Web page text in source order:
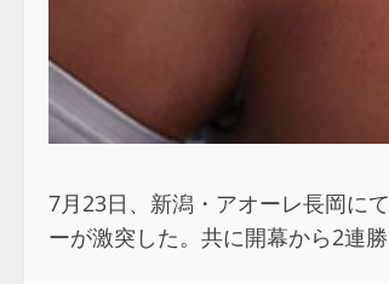
7月23日、新潟・アオーレ長岡に
ーが激突した。共に開幕から2連